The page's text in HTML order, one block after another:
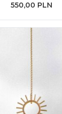
550,00 PLN